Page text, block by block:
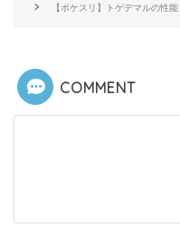
【ポケスリ】トゲデマルの性
COMMENT